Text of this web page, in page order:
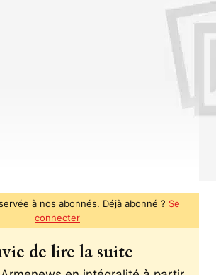
à nos abonnés. Déjà abonné ? Se
connecter
de lire la suite